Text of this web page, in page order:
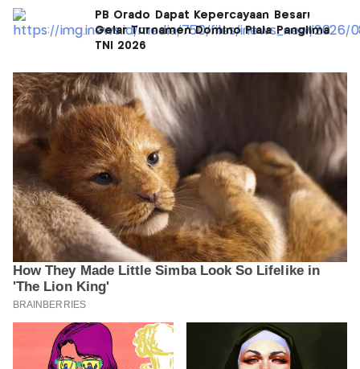
PB Orado Dapat Kepercayaan Besar!
Gelar Turnamen Domino Piala Panglima
TNI 2026